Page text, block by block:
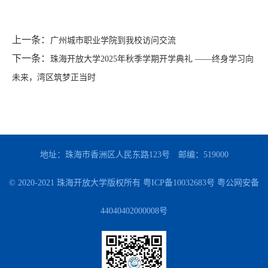
上一条： 广州城市职业学院到我校访问交流
下一条： 珠海开放大学2025年秋季学期开学典礼 ——终身学习向
未来，湾区筑梦正当时
地址：珠海市香洲区人民东路123号 邮编：519000
© 2020-2021 珠海开放大学版权所有 粤ICP备10032683号 粤公网安备
44040402000008号